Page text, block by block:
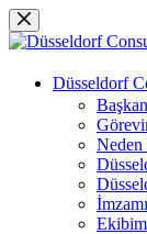
Skip
to
Düsseldorf